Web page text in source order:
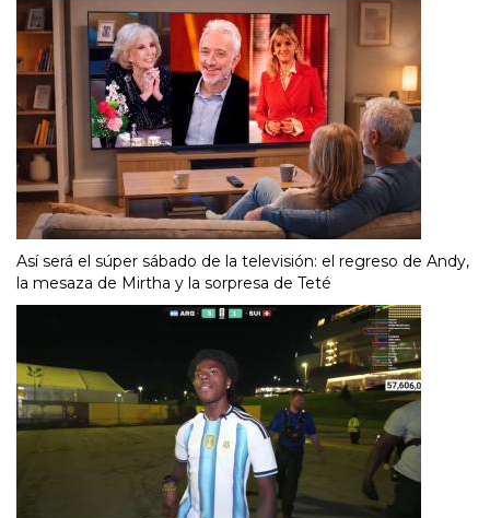
Así será el súper sábado de la televisión: el regreso de Andy,
la mesaza de Mirtha y la sorpresa de Teté